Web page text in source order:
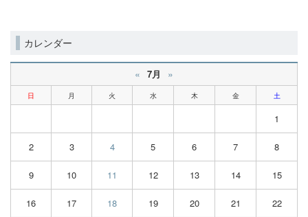
カレンダー
« 7月 »
日 月 火 水 木 金 土
1
2 3 4 5 6 7 8
9 10 11 12 13 14 15
16 17 18 19 20 21 22